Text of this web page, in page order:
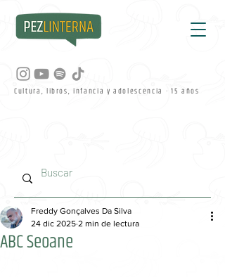
Cultura, libros, infancia y adolescencia · 15 años
ABC Seoane
Freddy Gonçalves Da Silva
24 dic 2025 2 min de lectura